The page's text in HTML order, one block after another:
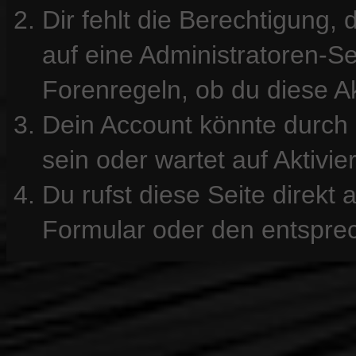
Dir fehlt die Berechtigung,
auf eine Administratoren-
Forenregeln, ob du diese
Dein Account könnte
sein oder wartet auf
Du rufst diese Seite direkt
Formular oder den